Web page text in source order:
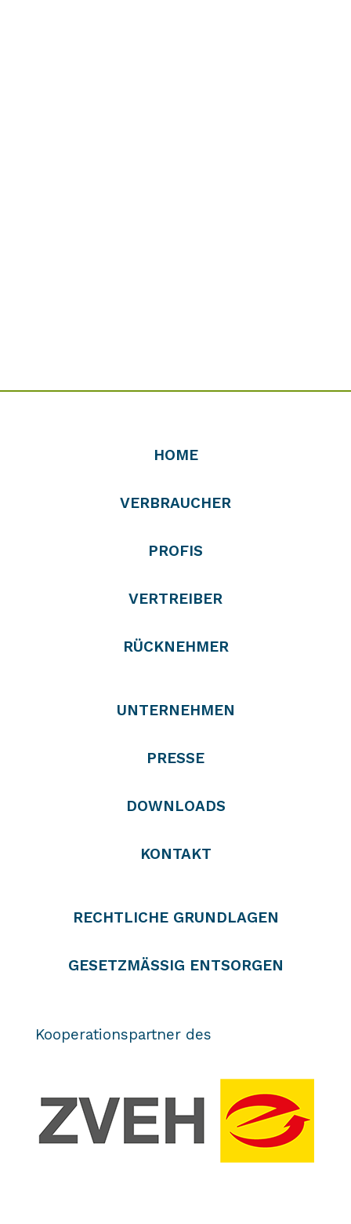
HOME
VERBRAUCHER
PROFIS
VERTREIBER
RÜCKNEHMER
UNTERNEHMEN
PRESSE
DOWNLOADS
KONTAKT
RECHTLICHE GRUNDLAGEN
GESETZMÄSSIG ENTSORGEN
Kooperationspartner des